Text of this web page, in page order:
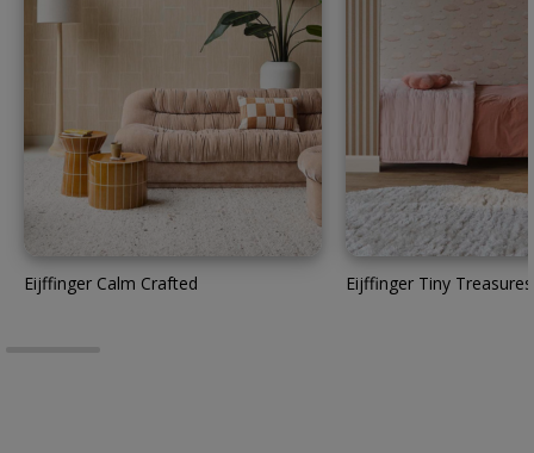
Eijffinger Calm Crafted Eijffinger Tiny Treasures